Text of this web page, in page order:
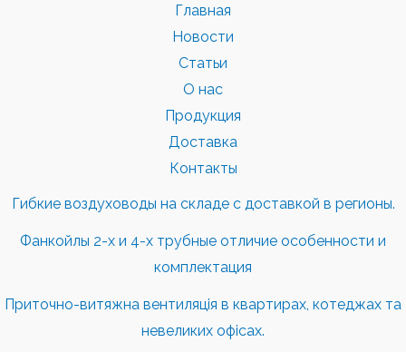
Главная
Новости
Статьи
О нас
Продукция
Доставка
Контакты
Гибкие воздуховоды на складе с доставкой в регионы.
Фанкойлы 2-х и 4-х трубные отличие особенности и
комплектация
Приточно-витяжна вентиляція в квартирах, котеджах та
невеликих офісах.